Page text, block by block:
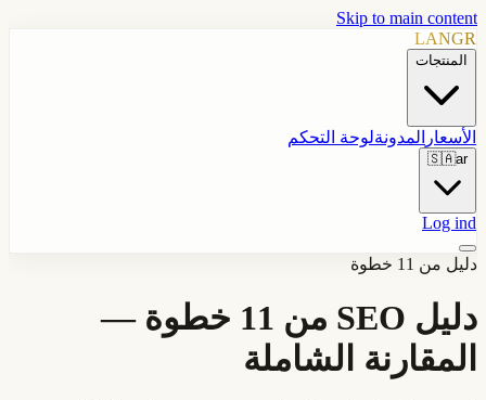
Skip to main content
LANGR
المنتجات
الأسعار المدونةلوحة التحكم
🇸🇦ar
Log ind
دليل من 11 خطوة
دليل SEO من 11 خطوة —
المقارنة الشاملة